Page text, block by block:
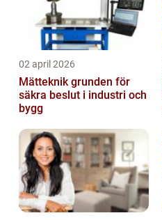
02 april 2026
Mätteknik grunden för
säkra beslut i industri och
bygg